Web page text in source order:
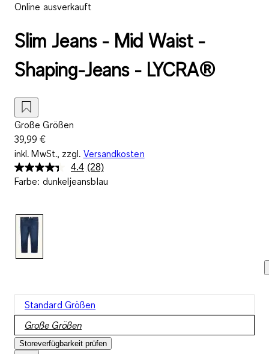
Online ausverkauft
Slim Jeans - Mid Waist -
Shaping-Jeans - LYCRA®
Große Größen
39,99 €
inkl. MwSt., zzgl. Versandkosten
4.4 28
Bewertungen
(28)
Farbe: dunkeljeansblau
Standard Größen
Große Größen
Storeverfügbarkeit prüfen